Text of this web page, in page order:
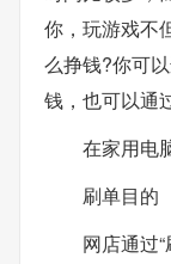
你，玩游戏不
么挣钱?你可
钱，也可以通
在家用电
刷单目的
网店通过